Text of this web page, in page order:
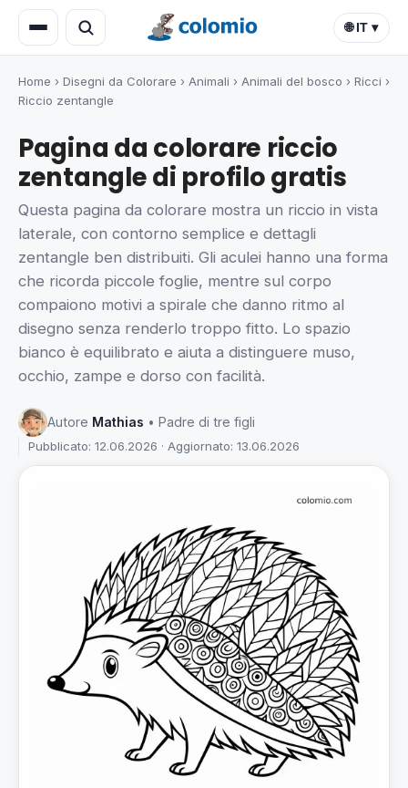
🌐 IT ▾
Home › Disegni da Colorare › Animali › Animali del bosco › Ricci ›
Riccio zentangle
Pagina da colorare riccio
zentangle di profilo gratis
Questa pagina da colorare mostra un riccio in vista
laterale, con contorno semplice e dettagli
zentangle ben distribuiti. Gli aculei hanno una forma
che ricorda piccole foglie, mentre sul corpo
compaiono motivi a spirale che danno ritmo al
disegno senza renderlo troppo fitto. Lo spazio
bianco è equilibrato e aiuta a distinguere muso,
occhio, zampe e dorso con facilità.
Autore Mathias • Padre di tre figli
Pubblicato: 12.06.2026 · Aggiornato: 13.06.2026